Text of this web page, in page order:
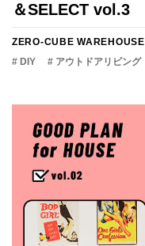
＆SELECT vol.3
ZERO-CUBE WAREHOUSE
# DIY
# アウトドアリビング